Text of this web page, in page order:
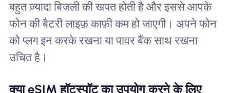
बहुत ज़्यादा बिजली की खपत होती है और इससे आपके
फोन की बैटरी लाइफ़ काफ़ी कम हो जाएगी। अपने फोन
को प्लग इन करके रखना या पावर बैंक साथ रखना
उचित है।
क्या eSIM हॉटस्पॉट का उपयोग करने के लिए